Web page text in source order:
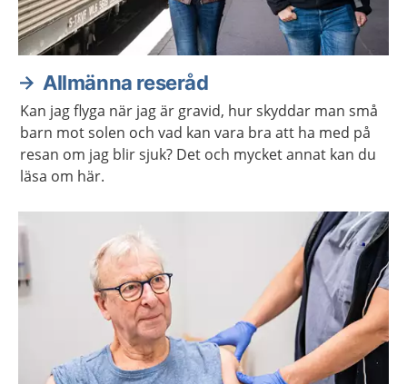
Allmänna reseråd
Kan jag flyga när jag är gravid, hur skyddar man små
barn mot solen och vad kan vara bra att ha med på
resan om jag blir sjuk? Det och mycket annat kan du
läsa om här.